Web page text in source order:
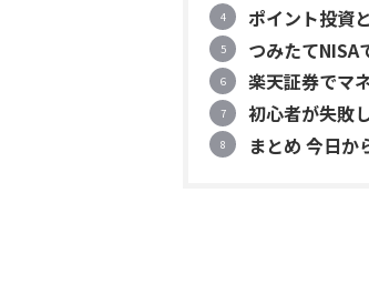
ポイント投資
つみたてNISA
楽天証券でマ
初心者が失敗
まとめ 今日か